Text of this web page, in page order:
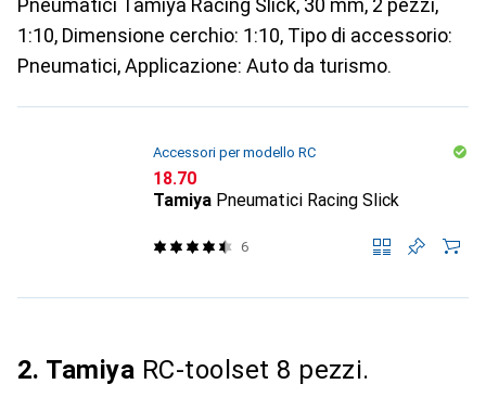
Pneumatici Tamiya Racing Slick, 30 mm, 2 pezzi,
1:10, Dimensione cerchio: 1:10, Tipo di accessorio:
Pneumatici, Applicazione: Auto da turismo.
Accessori per modello RC
CHF
18.70
Tamiya Pneumatici Racing Slick
6
2. Tamiya RC-toolset 8 pezzi.